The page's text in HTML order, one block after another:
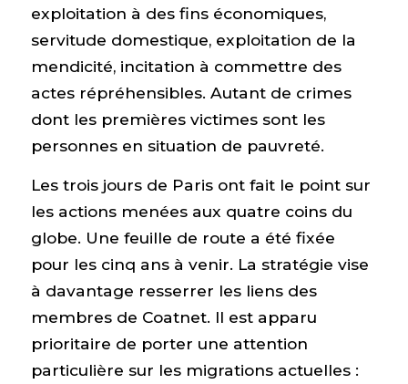
exploitation à des fins économiques,
servitude domestique, exploitation de la
mendicité, incitation à commettre des
actes répréhensibles. Autant de crimes
dont les premières victimes sont les
personnes en situation de pauvreté.
Les trois jours de Paris ont fait le point sur
les actions menées aux quatre coins du
globe. Une feuille de route a été fixée
pour les cinq ans à venir. La stratégie vise
à davantage resserrer les liens des
membres de Coatnet. Il est apparu
prioritaire de porter une attention
particulière sur les migrations actuelles :